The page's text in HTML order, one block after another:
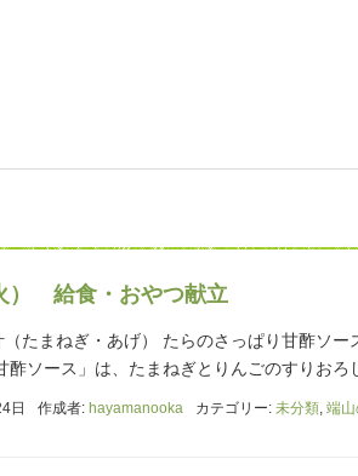
） 給食・おやつ献立
たまねぎ・あげ） たらのさっぱり甘酢ソ
酢ソース」は、たまねぎとりんごのすりお
日 作成者: hayamanooka カテゴリー: 未分類, 端